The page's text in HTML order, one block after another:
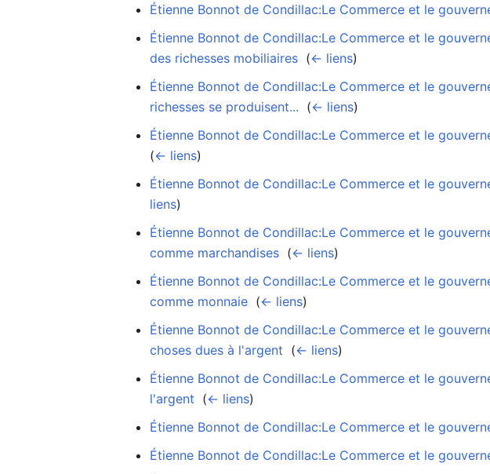
Étienne Bonnot de Condillac:Le Commerce et le
Étienne Bonnot de Condillac:Le Commerce et le
des richesses mobiliaires (← liens)
Étienne Bonnot de Condillac:Le Commerce et le
richesses se produisent... (← liens)
Étienne Bonnot de Condillac:Le Commerce et le
(← liens)
Étienne Bonnot de Condillac:Le Commerce et le
liens)
Étienne Bonnot de Condillac:Le Commerce et le
comme marchandises (← liens)
Étienne Bonnot de Condillac:Le Commerce et le
comme monnaie (← liens)
Étienne Bonnot de Condillac:Le Commerce et le
choses dues à l'argent (← liens)
Étienne Bonnot de Condillac:Le Commerce et le
l'argent (← liens)
Étienne Bonnot de Condillac:Le Commerce et le
Étienne Bonnot de Condillac:Le Commerce et le